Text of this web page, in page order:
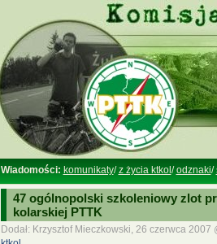
Wiadomości: komunikaty/z życia ktkol /odznaki/
47 ogólnopolski szkoleniowy zlot
kolarskiej PTTK
Dodał: Krzysztof Mieczkowski, 26 czerwca 2007